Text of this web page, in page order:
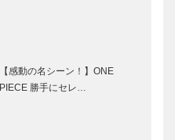
【感動の名シーン！】ONE
PIECE 勝手にセレ…